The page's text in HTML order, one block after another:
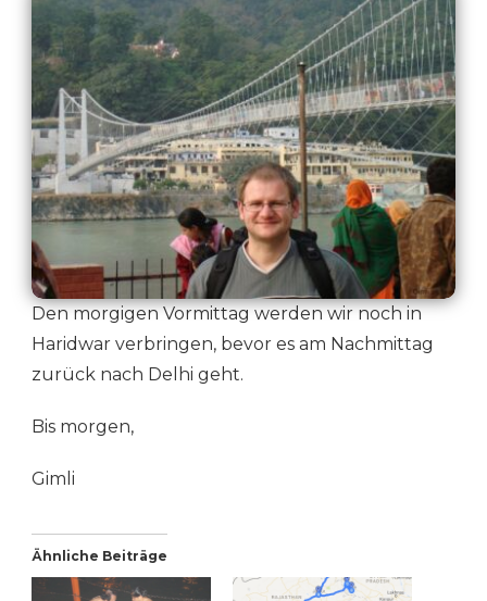
Den morgigen Vormittag werden wir noch in
Haridwar verbringen, bevor es am Nachmittag
zurück nach Delhi geht.
Bis morgen,
Gimli
Ähnliche Beiträge